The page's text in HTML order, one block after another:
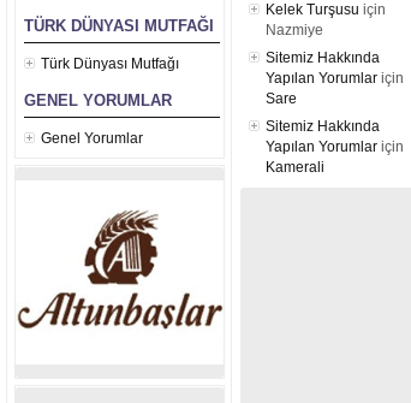
TÜRK DÜNYASI MUTFAĞI
Türk Dünyası Mutfağı
GENEL YORUMLAR
Genel Yorumlar
Kelek Turşusu için
Nazmiye
Sitemiz Hakkında
Yapılan Yorumlar için
Sare
Sitemiz Hakkında
Yapılan Yorumlar için
Kamerali